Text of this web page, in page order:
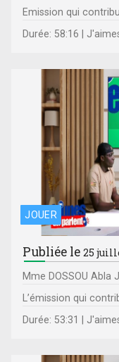
Emission qui
Durée: 58:16 |
JOUER
Publiée le25
Mme DOSSOU Abla
L’émission qui
Durée: 53:31 |